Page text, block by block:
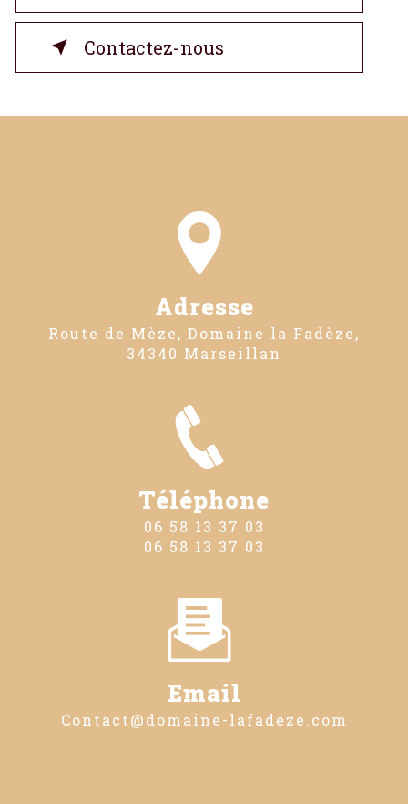
Contactez-nous
Adresse
Route de Mèze, Domaine la Fadèze,
34340 Marseillan
Téléphone
06 58 13 37 03
06 58 13 37 03
Email
contact@domaine-lafadeze.com